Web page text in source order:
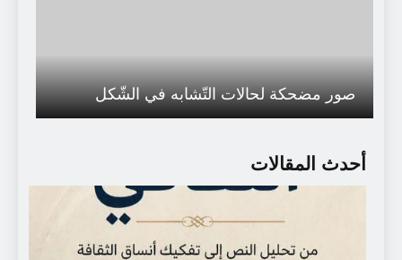
أحدث المقالات
صور مضحكة لحالات التّشابه في الشّكل